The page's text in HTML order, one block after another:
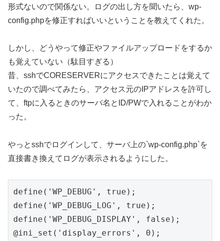
形式ないので関係ない。ログの出し方を聞いたら、wp-
config.phpを修正すればいいということを教えてくれた。
しかし、どうやって修正やファイルアップロードをするか
も覚えていない（駄目すぎる）
昔、sshでCORESERVERにアクセスできたことは覚えて
いたので調べてみたら、アクセス元のIPアドレスを許可し
て、ftpに入るときのサーバ名とID/PWで入れることがわか
った。
やっとsshでログインして、サーバ上の`wp-config.php`を
直接書き換えてログが表示されるようにした。
define('WP_DEBUG', true);
define('WP_DEBUG_LOG', true);
define('WP_DEBUG_DISPLAY', false);